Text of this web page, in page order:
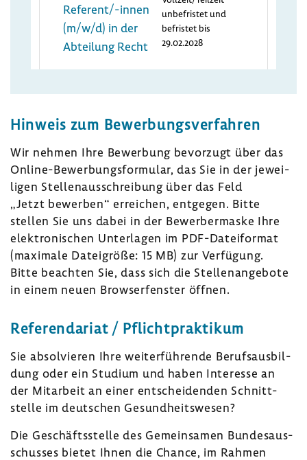
​Hinweis zum Bewer­bungs­ver­fahren
Wir nehmen Ihre Bewer­bung bevor­zugt über das
Online-​Bewerbungsformular, das Sie in der jewei­
ligen Stel­len­aus­schrei­bung über das Feld
„Jetzt bewerben“ errei­chen, entgegen. Bitte
stellen Sie uns dabei in der Bewer­ber­maske Ihre
elek­tro­ni­schen Unter­lagen im PDF-​Dateiformat
(maxi­male Datei­größe: 15 MB) zur Verfü­gung.
Bitte beachten Sie, dass sich die Stel­len­an­ge­bote
in einem neuen Brow­ser­fenster öffnen.
Refe­ren­da­riat / Pflicht­prak­tikum
Sie absol­vieren Ihre weiter­füh­rende Berufs­aus­bil­
dung oder ein Studium und haben Inter­esse an
der Mitar­beit an einer entschei­denden Schnitt­
stelle im deut­schen Gesund­heits­wesen?
Die Geschäfts­stelle des Gemein­samen Bundes­aus­
schusses bietet Ihnen die Chance, im Rahmen